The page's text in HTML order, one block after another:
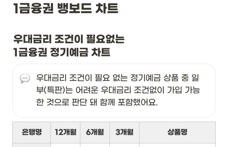
1금융권 뱅보드 차트
우대금리 조건이 필요없는
1금융권 정기예금 차트
우대금리 조건이 필요 없는 정기예금 상품 중 일
부(특판)는 어려운 우대금리 조건없이 가입 가능
한 것으로 판단 돼 함께 포함했어요.
은행명 12개월 6개월 3개월 상품명